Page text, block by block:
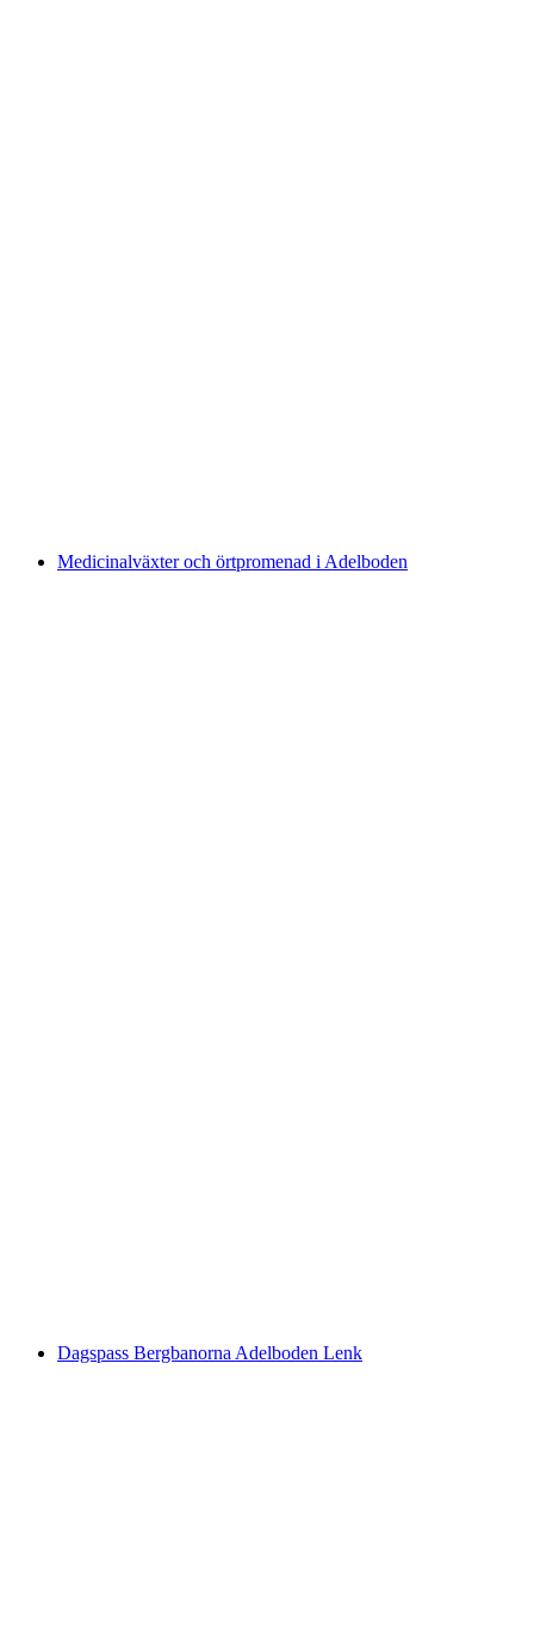
Medicinalväxter och örtpromenad i Adelboden
Dagspass Bergbanorna Adelboden Lenk